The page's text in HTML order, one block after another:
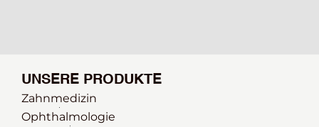
UNSERE PRODUKTE
Zahnmedizin
Ophthalmologie